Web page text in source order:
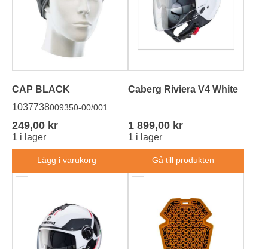
CAP BLACK
1037738009350-00/001
249,00 kr
1 i lager
Lägg i varukorg
Caberg Riviera V4 White
1 899,00 kr
1 i lager
Gå till produkten